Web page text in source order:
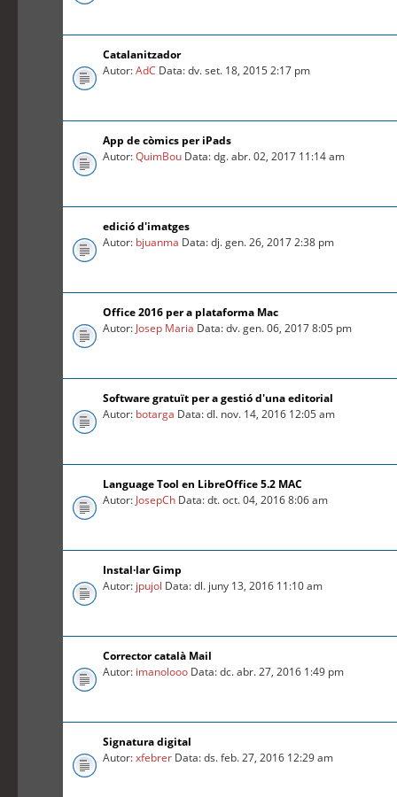
Catalanitzador
Autor:AdC Data: dv. set. 18, 2015 2:17 pm
App de còmics per iPads
Autor:QuimBou Data: dg. abr. 02, 2017 11:14 am
edició d'imatges
Autor: bjuanma Data: dj. gen. 26, 2017 2:38 pm
Office 2016 per a plataforma Mac
Autor: Josep Maria Data: dv. gen. 06, 2017 8:05 pm
Software gratuït per a gestió d'una editorial
Autor: botarga Data: dl. nov. 14, 2016 12:05 am
Language Tool en LibreOffice 5.2 MAC
Autor: JosepCh Data: dt. oct. 04, 2016 8:06 am
Instal·lar Gimp
Autor: jpujol Data: dl. juny 13, 2016 11:10 am
Corrector català Mail
Autor: imanolooo Data: dc. abr. 27, 2016 1:49 pm
Signatura digital
Autor:xfebrer Data: ds. feb. 27, 2016 12:29 am